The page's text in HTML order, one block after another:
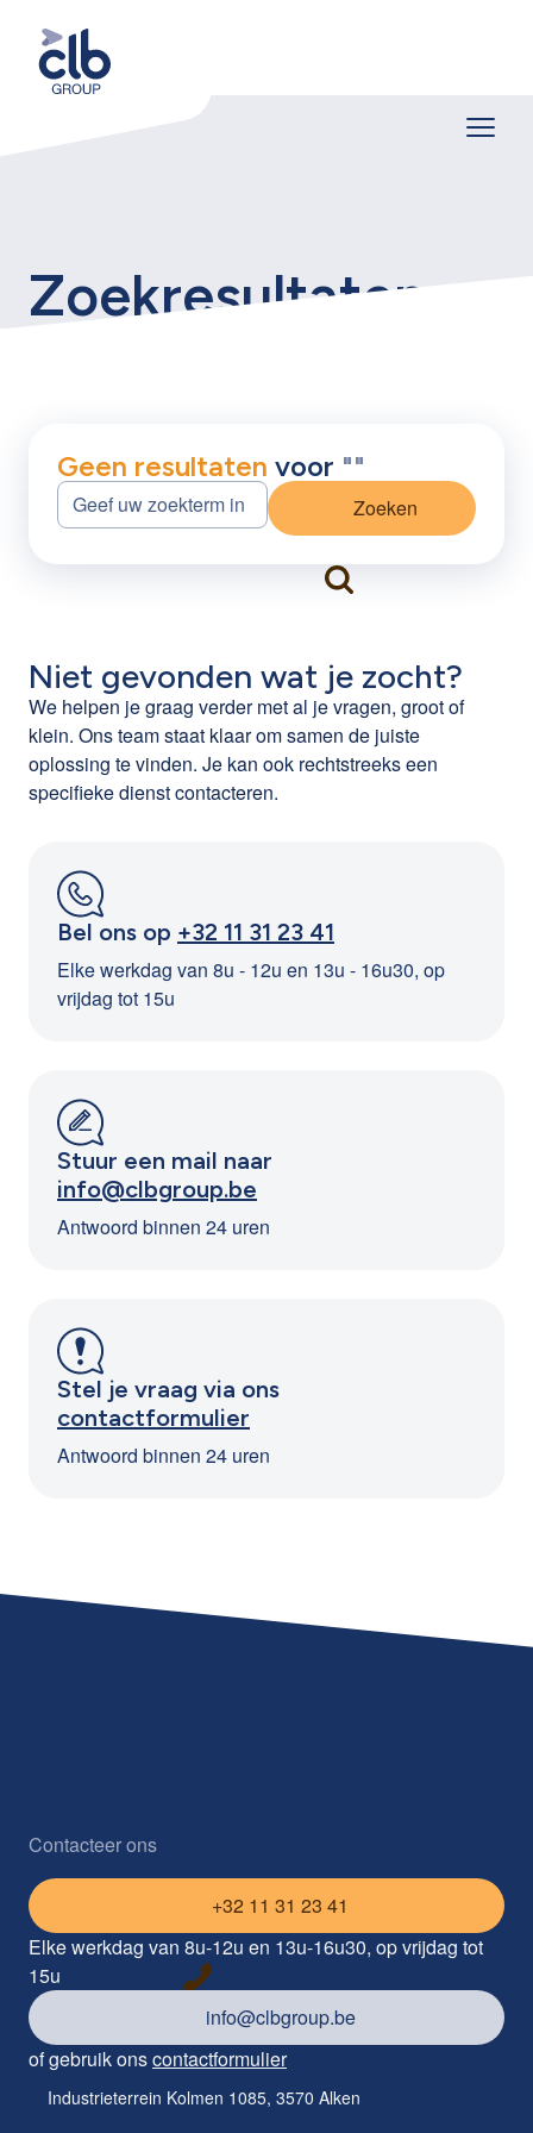
Zoekresultaten
Geen resultaten voor ""
Zoeken
Niet gevonden wat je zocht?
We helpen je graag verder met al je vragen, groot of
klein. Ons team staat klaar om samen de juiste
oplossing te vinden. Je kan ook rechtstreeks een
specifieke dienst contacteren.
Bel ons op +32 11 31 23 41
Elke werkdag van 8u - 12u en 13u - 16u30, op
vrijdag tot 15u
Stuur een mail naar
info@clbgroup.be
Antwoord binnen 24 uren
Stel je vraag via ons
contactformulier
Antwoord binnen 24 uren
Contacteer ons
+32 11 31 23 41
Elke werkdag van 8u-12u en 13u-16u30, op vrijdag tot
15u
info@clbgroup.be
of gebruik onscontactformulier
Industrieterrein Kolmen 1085, 3570 Alken